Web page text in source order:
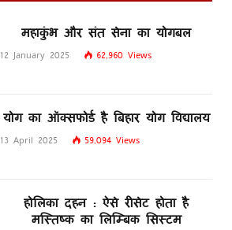
महाकुंभ और संत सेना का योगबल
12 January 2025 62,960 Views
योग का ऑक्सफोर्ड है बिहार योग विद्यालय
13 April 2025 59,094 Views
होलिका दहन : ऐसे रीसेट होता है
मस्तिष्क का लिम्बिक सिस्टम